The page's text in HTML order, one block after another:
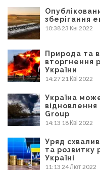
зберігання
10:38 23 Кві 2022
Природа та
вторгнення
України
14:27 21 Кві 2022
Україна
відновлення
Group
14:13 18 Кві 2022
Уряд
та розвитку
Україні
11:13 24 Лют 2022